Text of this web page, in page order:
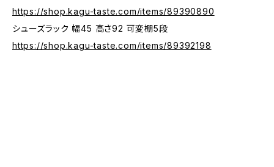
https://shop.kagu-taste.com/items/89390890
シューズラック 幅45 高さ92 可変棚5段
https://shop.kagu-taste.com/items/89392198